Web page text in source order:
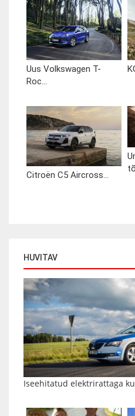
Uus Volkswagen T-
Roc...
Citroën C5 Aircross...
HUVITAV
Iseehitatud elektrirattaga